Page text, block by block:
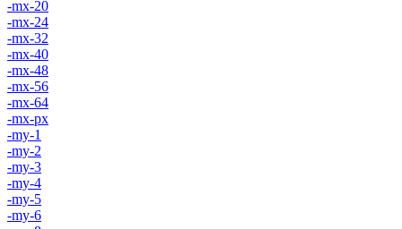
-mx-20
-mx-24
-mx-32
-mx-40
-mx-48
-mx-56
-mx-64
-mx-px
-my-1
-my-2
-my-3
-my-4
-my-5
-my-6